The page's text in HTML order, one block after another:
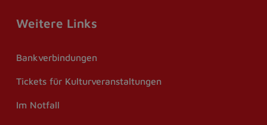
Weitere Links
Bankverbindungen
Tickets für Kulturveranstaltungen
Im Notfall